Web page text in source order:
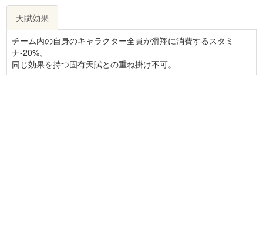
天賦効果
チーム内の自身のキャラクター全員が滑翔に消費するスタミ
ナ-20%。
同じ効果を持つ固有天賦との重ね掛け不可。